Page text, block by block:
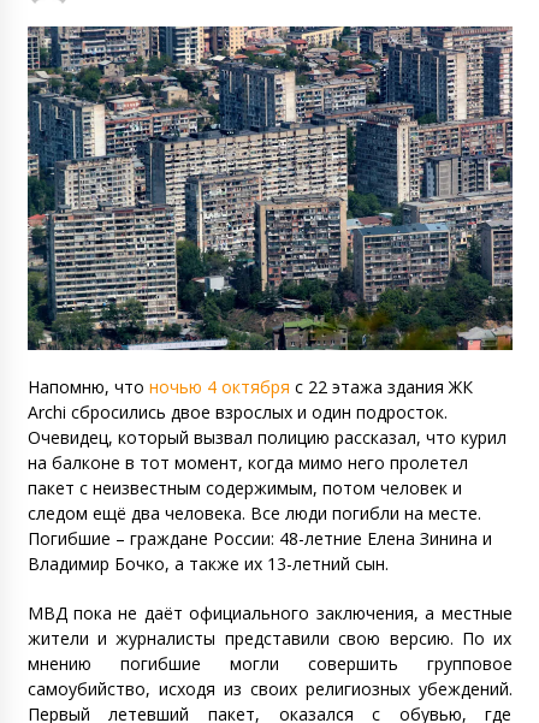
Напомню, что ночью 4 октября с 22 этажа здания ЖК
Archi сбросились двое взрослых и один подросток.
Очевидец, который вызвал полицию рассказал, что курил
на балконе в тот момент, когда мимо него пролетел
пакет с неизвестным содержимым, потом человек и
следом ещё два человека. Все люди погибли на месте.
Погибшие – граждане России: 48-летние Елена Зинина и
Владимир Бочко, а также их 13-летний сын.
МВД пока не даёт официального заключения, а местные
жители и журналисты представили свою версию. По их
мнению погибшие могли совершить групповое
самоубийство, исходя из своих религиозных убеждений.
Первый летевший пакет, оказался с обувью, где